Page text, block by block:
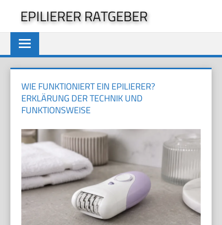
springen
EPILIERER RATGEBER
WIE FUNKTIONIERT EIN EPILIERER?
ERKLÄRUNG DER TECHNIK UND
FUNKTIONSWEISE